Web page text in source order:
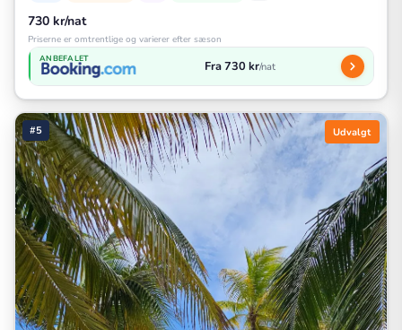
730 kr/nat
Priserne er omtrentlige og varierer efter sæson
ANBEFALET Fra 730 kr/nat
#5 Udvalgt